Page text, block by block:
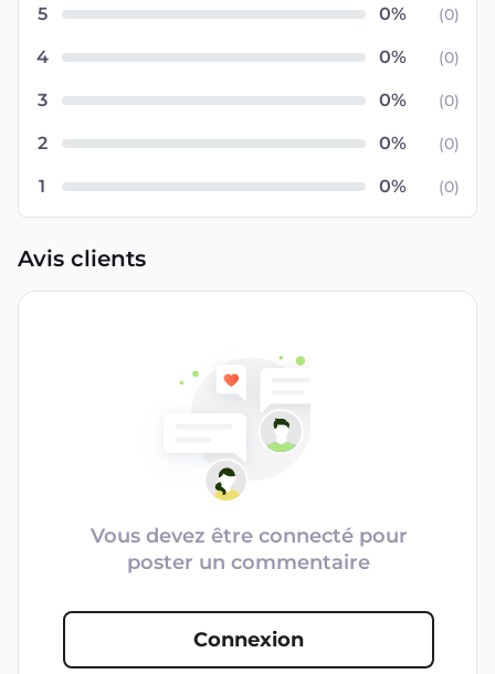
5 (0)
4 (0)
3 (0)
2 (0)
1 (0)
Avis clients
Vous devez être connecté pour
poster un commentaire
Connexion